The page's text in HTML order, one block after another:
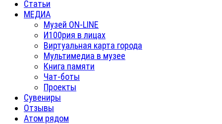
Статьи
МЕДИА
Музей ON-LINE
И100рия в лицах
Виртуальная карта города
Мультимедиа в музее
Книга памяти
Чат-боты
Проекты
Сувениры
Отзывы
Атом рядом